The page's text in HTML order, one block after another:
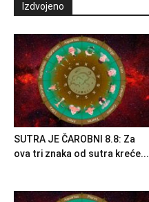
Izdvojeno
SUTRA JE ČAROBNI 8.8: Za
ova tri znaka od sutra kreće...